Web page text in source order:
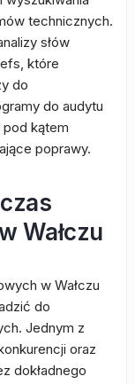
technicznych.
słów
które
do
do audytu
pod kątem
poprawy.
Wałczu
w Wałczu
do
Jednym z
oraz
dokładnego